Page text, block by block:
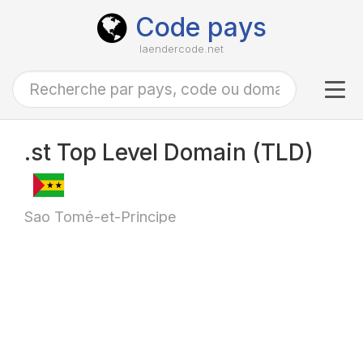
Code pays
laendercode.net
.st Top Level Domain (TLD)
Sao Tomé-et-Principe